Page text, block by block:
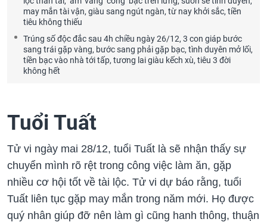
may mắn tài vận, giàu sang ngút ngàn, từ nay khởi sắc, tiền
tiêu không thiếu
Trúng số độc đắc sau 4h chiều ngày 26/12, 3 con giáp bước
sang trái gặp vàng, bước sang phải gặp bạc, tình duyên mở lối,
tiền bạc vào nhà tới tấp, tương lai giàu kếch xù, tiêu 3 đời
không hết
Tuổi Tuất
Tử vi ngày mai 28/12, tuổi Tuất là sẽ nhận thấy sự
chuyển mình rõ rệt trong công việc làm ăn, gặp
nhiều cơ hội tốt về tài lộc. Tử vi dự báo rằng, tuổi
Tuất liên tục gặp may mắn trong năm mới. Họ được
quý nhân giúp đỡ nên làm gì cũng hanh thông, thuận